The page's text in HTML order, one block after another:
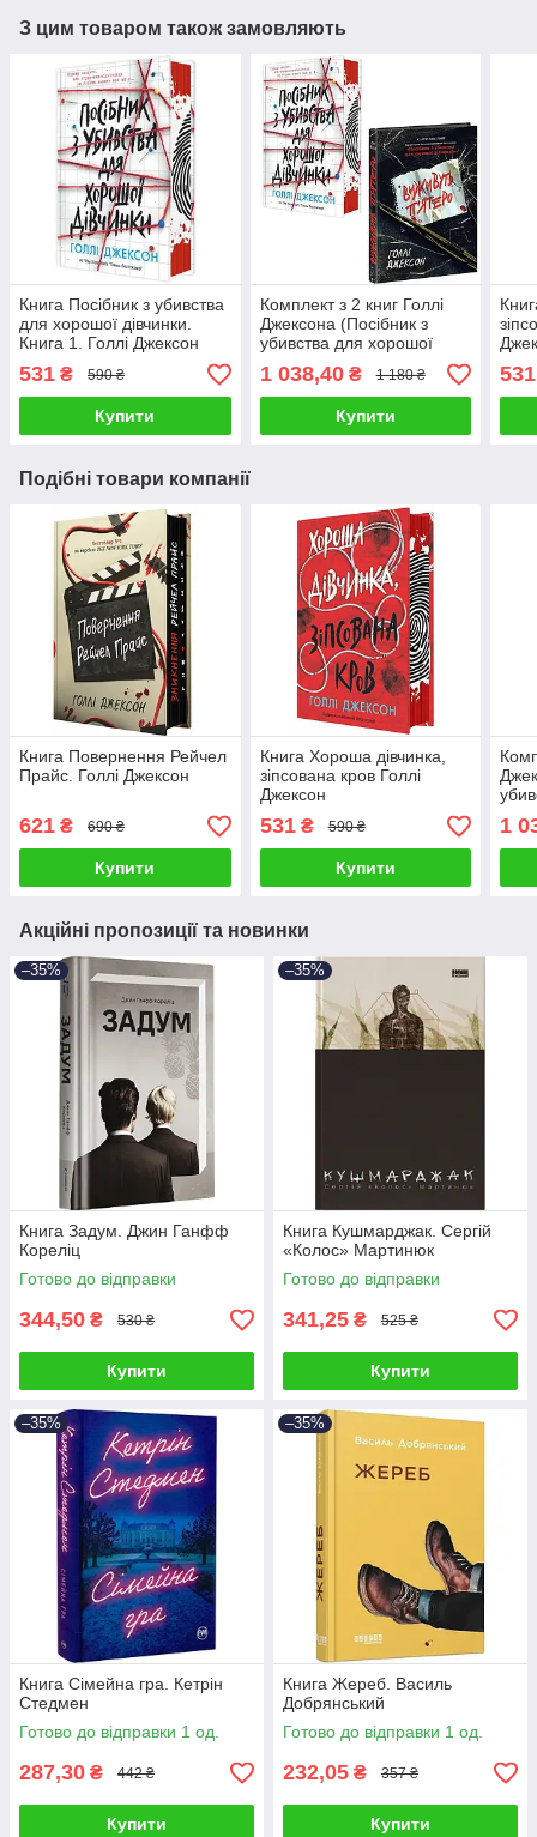
З цим товаром також замовляють
Книга Посібник з убивства
для хорошої дівчинки.
Книга 1. Голлі Джексон
531 ₴ 590 ₴
Купити
Комплект з 2 книг Голлі
Джексона (Посібник з
убивства для хорошої
дівчинки + Виживуть
п'ятеро)
1 038,40₴ 1 180 ₴
Купити
531
Подібні товари компанії
Книга Повернення Рейчел
Прайс. Голлі Джексон
621 ₴ 690 ₴
Купити
Книга Хороша дівчинка,
зіпсована кров Голлі
Джексон
531₴ 590 ₴
Купити
1
Акційні пропозиції та новинки
–35%
Книга Задум. Джин Ганфф
Кореліц
Готово до відправки
344,50 ₴ 530 ₴
Купити
–35%
Книга Кушмарджак. Сергій
«Колос» Мартинюк
Готово до відправки
341,25 ₴ 525 ₴
Купити
–35%
Книга Сімейна гра. Кетрін
Стедмен
Готово до відправки 1 од.
287,30 ₴ 442 ₴
Купити
–35%
Книга Жереб. Василь
Добрянський
Готово до відправки 1 од.
232,05 ₴ 357 ₴
Купити